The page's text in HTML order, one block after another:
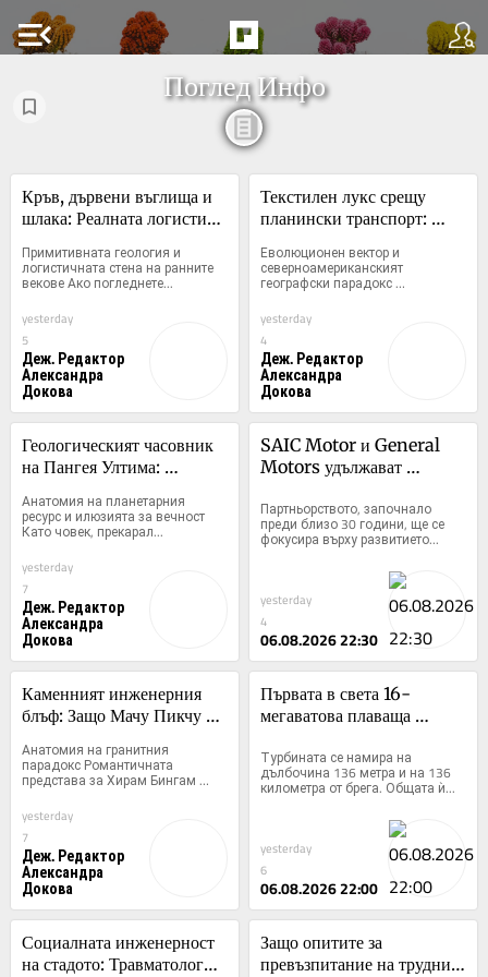
menu_open
Поглед Инфо
Кръв, дървени въглища и
шлака: Реалната логистика
добив на руда
Примитивната геология и
логистичната стена на ранните
векове Ако погледнете...
yesterday
5
Деж. Редактор
Александра
Докова
Текстилен лукс срещу
планински транспорт:
разкол между лама и
алпака
Еволюционен вектор и
северноамериканският
географски парадокс
Масовата...
yesterday
4
Деж. Редактор
Александра
Докова
Геологическият часовник
на Пангея Ултима:
биологичното оцеляване
Анатомия на планетарния
ресурс и илюзията за вечност
Като човек, прекарал...
yesterday
7
Деж. Редактор
Александра
Докова
SAIC Motor и General
Motors удължават
предприятие до 2047 г.
Партньорството, започнало
преди близо 30 години, ще се
фокусира върху развитието...
yesterday
4
06.08.2026 22:30
Каменният инженерния
блъф: Защо Мачу Пикчу е
извънземно чудо
Анатомия на гранитния
парадокс Романтичната
представа за Хирам Бингам
като...
yesterday
7
Деж. Редактор
Александра
Докова
Първата в света 16-
мегаватова плаваща
официално влезе в
експлоатация
Турбината се намира на
дълбочина 136 метра и на 136
километра от брега. Общата ѝ...
yesterday
6
06.08.2026 22:00
Социалната инженерност
на стадото: Травматология,
Защо опитите за
превъзпитание на трудни